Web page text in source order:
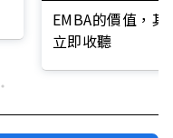
EMBA的價值，
立即收聽